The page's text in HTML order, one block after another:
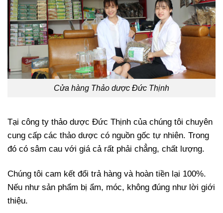
Cửa hàng Thảo dược Đức Thịnh
Tại công ty thảo dược Đức Thịnh của chúng tôi chuyên
cung cấp các thảo dược có nguồn gốc tự nhiên. Trong
đó có sâm cau với giá cả rất phải chẳng, chất lượng.
Chúng tôi cam kết đổi trả hàng và hoàn tiền lại 100%.
Nếu như sản phẩm bị ẩm, móc, không đúng như lời giới
thiệu.